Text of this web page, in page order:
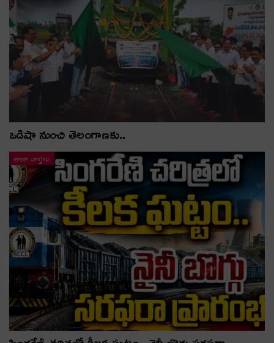
ఒడిషా నుంచి తెలంగాణ‌కు..
తాజా వార్తలు